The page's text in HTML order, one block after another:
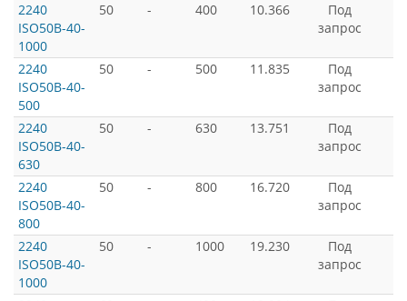
2240
ISO50B-40-
1000
50 - 400 10.366
Под
запрос
2240
ISO50B-40-
500
50 - 500 11.835
Под
запрос
2240
ISO50B-40-
630
50 - 630 13.751
Под
запрос
2240
ISO50B-40-
800
50 - 800 16.720
Под
запрос
2240
ISO50B-40-
1000
50 - 1000 19.230
Под
запрос